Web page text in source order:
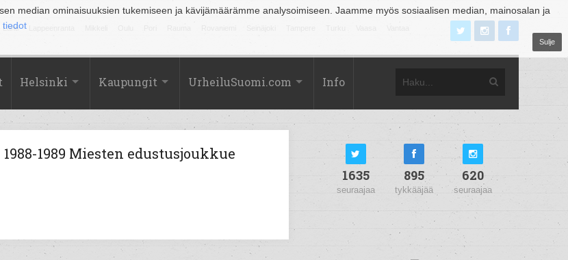
median ominaisuuksien tukemiseen ja kävijämäärämme analysoimiseen. Jaamme myös sosiaalisen median, mainosalan ja
tiedot
Sulje
Lahti
Helsinki Kaupungit UrheiluSuomi.com Info
1988-1989 Miesten edustusjoukkue
1635
seuraajaa
895
tykkääjää
620
seuraajaa